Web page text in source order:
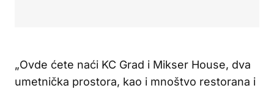
„Ovde ćete naći KC Grad i Mikser House, dva
umetnička prostora, kao i mnoštvo restorana i